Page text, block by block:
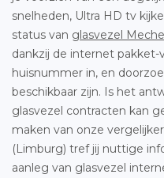
snelheden, Ultra HD tv
status van glasvezel
dankzij de internet pakket-
huisnummer in, en
beschikbaar zijn. Is het
glasvezel contracten kan
maken van onze
(Limburg) tref jij nuttige
aanleg van glasvezel